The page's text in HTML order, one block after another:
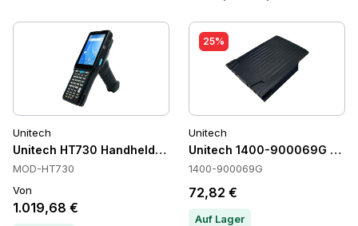
Unitech
Unitech HT730 Handheld-Computer, Android 10
MOD-HT730
Von
1.019,68 €
25%
Unitech
Unitech 1400-900069G
1400-900069G
72,82 €
Auf Lager